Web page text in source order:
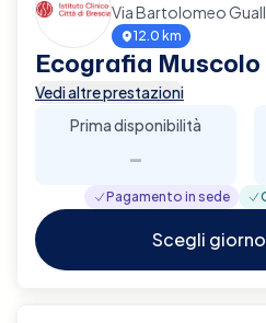
Via Bartolomeo
12.0 km
Ecografia Muscolo
Vedi altre prestazioni
Prima disponibilità
-
Pagamento in sede
Scegli